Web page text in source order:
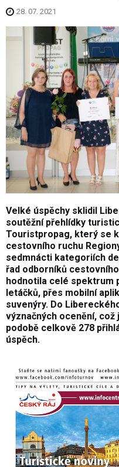
28. 07. 2021
Velké úspěchy sklidil
soutěžní přehlídky
Touristpropag, který se
cestovního ruchu
sedmnácti kategoriích
řad odborníků
hodnotila celé spektrum
letáčků, přes mobilní
suvenýry. Do
význačných ocenění,
podobě celkově 278
úspěch.